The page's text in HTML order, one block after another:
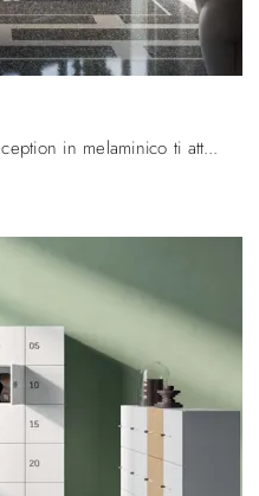
Una ricca gamma di banconi reception in melaminico ti attende! Il modello Reception Glass 01 di Quadrifoglio ti attende!